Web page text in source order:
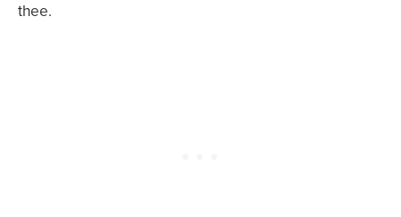
thee.